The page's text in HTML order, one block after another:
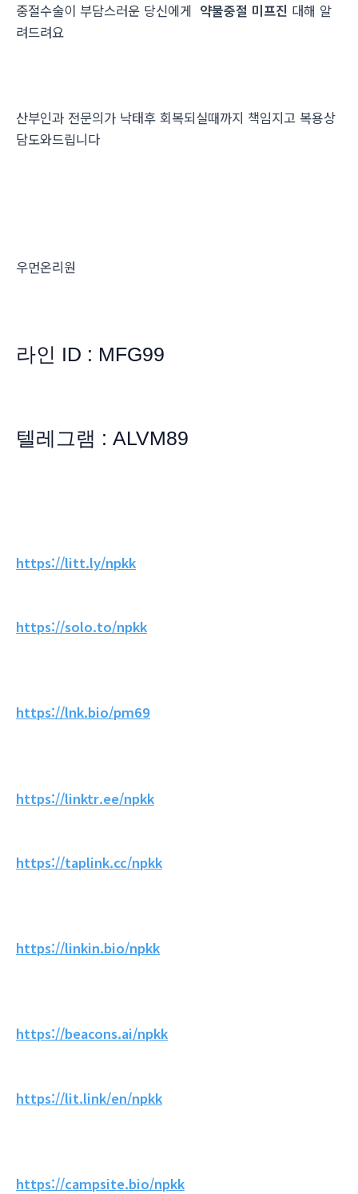
중절수술이 부담스러운 당신에게 약물중절 미프진 대해 알
려드려요
산부인과 전문의가 낙태후 회복되실때까지 책임지고 복용상
담도와드립니다
우먼온리원
라인 ID : MFG99
텔레그램 : ALVM89
https://litt.ly/npkk
https://solo.to/npkk
https://lnk.bio/pm69
https://linktr.ee/npkk
https://taplink.cc/npkk
https://linkin.bio/npkk
https://beacons.ai/npkk
https://lit.link/en/npkk
https://campsite.bio/npkk